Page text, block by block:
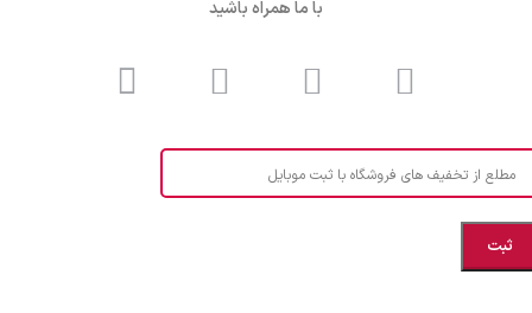
با ما همراه باشید
مطلع از تخفیف های فروشگاه با ثبت موبایل